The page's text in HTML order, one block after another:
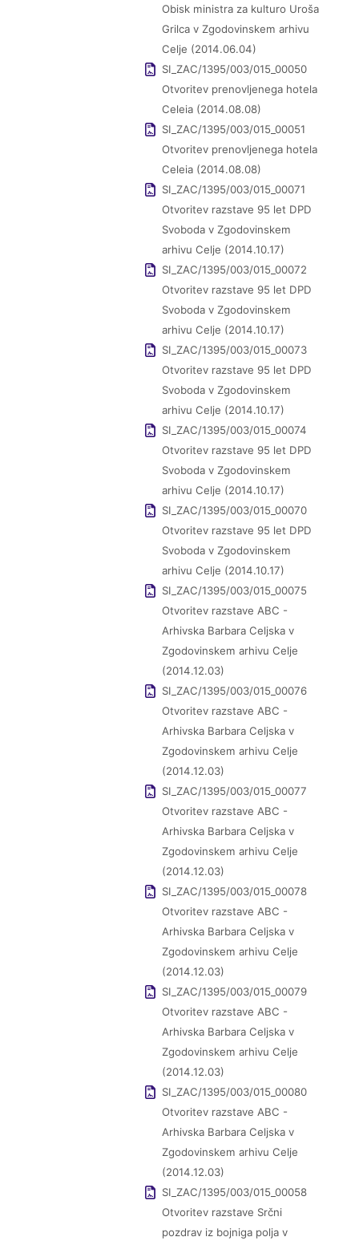
Obisk ministra za kulturo Uroša
Grilca v Zgodovinskem arhivu
Celje (2014.06.04)
SI_ZAC/1395/003/015_00050
Otvoritev prenovljenega hotela
Celeia (2014.08.08)
SI_ZAC/1395/003/015_00051
Otvoritev prenovljenega hotela
Celeia (2014.08.08)
SI_ZAC/1395/003/015_00071
Otvoritev razstave 95 let DPD
Svoboda v Zgodovinskem
arhivu Celje (2014.10.17)
SI_ZAC/1395/003/015_00072
Otvoritev razstave 95 let DPD
Svoboda v Zgodovinskem
arhivu Celje (2014.10.17)
SI_ZAC/1395/003/015_00073
Otvoritev razstave 95 let DPD
Svoboda v Zgodovinskem
arhivu Celje (2014.10.17)
SI_ZAC/1395/003/015_00074
Otvoritev razstave 95 let DPD
Svoboda v Zgodovinskem
arhivu Celje (2014.10.17)
SI_ZAC/1395/003/015_00070
Otvoritev razstave 95 let DPD
Svoboda v Zgodovinskem
arhivu Celje (2014.10.17)
SI_ZAC/1395/003/015_00075
Otvoritev razstave ABC -
Arhivska Barbara Celjska v
Zgodovinskem arhivu Celje
(2014.12.03)
SI_ZAC/1395/003/015_00076
Otvoritev razstave ABC -
Arhivska Barbara Celjska v
Zgodovinskem arhivu Celje
(2014.12.03)
SI_ZAC/1395/003/015_00077
Otvoritev razstave ABC -
Arhivska Barbara Celjska v
Zgodovinskem arhivu Celje
(2014.12.03)
SI_ZAC/1395/003/015_00078
Otvoritev razstave ABC -
Arhivska Barbara Celjska v
Zgodovinskem arhivu Celje
(2014.12.03)
SI_ZAC/1395/003/015_00079
Otvoritev razstave ABC -
Arhivska Barbara Celjska v
Zgodovinskem arhivu Celje
(2014.12.03)
SI_ZAC/1395/003/015_00080
Otvoritev razstave ABC -
Arhivska Barbara Celjska v
Zgodovinskem arhivu Celje
(2014.12.03)
SI_ZAC/1395/003/015_00058
Otvoritev razstave Srčni
pozdrav iz bojniga polja v